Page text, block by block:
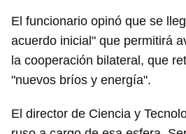
El funcionario opinó que se
acuerdo inicial" que permitirá
la cooperación bilateral, que
"nuevos bríos y energía".
El director de Ciencia y